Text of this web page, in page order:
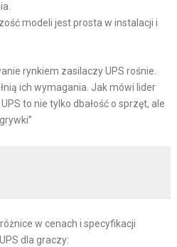
modeli jest prosta w instalacji i
rynkiem zasilaczy UPS rośnie.
ich wymagania. Jak mówi lider
to nie tylko dbałość o sprzęt, ale
w cenach i specyfikacji
dla graczy: